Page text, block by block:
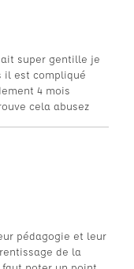
super gentille je
il est compliqué
4 mois
cela abusez
pédagogie et leur
de la